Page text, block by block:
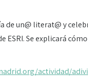
un@ literat@ y
Se explicará
actividad/